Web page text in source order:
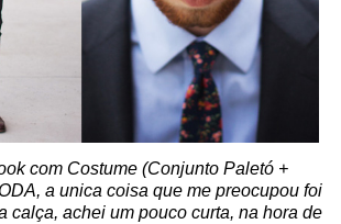
com Costume (Conjunto Paletó +
a unica coisa que me preocupou foi
calça, achei um pouco curta, na hora de